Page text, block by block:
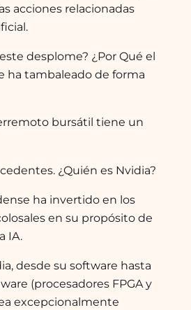
acciones relacionadas
desplome? ¿Por Qué el
ha tambaleado de forma
bursátil tiene un
¿Quién es Nvidia?
ha invertido en los
en su propósito de
IA.
desde su software hasta
(procesadores FPGA y
excepcionalmente